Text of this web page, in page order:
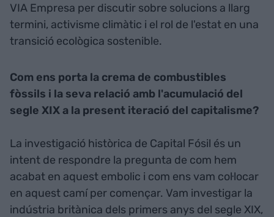
VIA Empresa per discutir sobre solucions a llarg
termini, activisme climàtic i el rol de l'estat en una
transició ecològica sostenible.
Com ens porta la crema de combustibles
fòssils i la seva relació amb l'acumulació del
segle XIX a la present iteració del capitalisme?
La investigació històrica de Capital Fósil és un
intent de respondre la pregunta de com hem
acabat en aquest embolic i com ens vam col·locar
en aquest camí per començar. Vam investigar la
indústria britànica dels primers anys del segle XIX,